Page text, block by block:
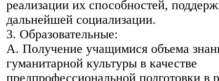
реализации их способностей,
дальнейшей социализации.
3. Образовательные:
А. Получение учащимися объема
гуманитарной культуры в качестве
предпрофессиональной подготовки в